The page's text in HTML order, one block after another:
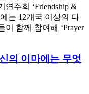
주회 ‘Friendship &
는 12개국 이상의 다
함께 참여해 ‘Prayer
의 이마에는 무엇